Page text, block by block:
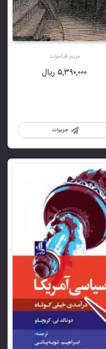
مریم قیاسوند
۵,۳۹۰,۰۰۰ ریال
جزییات